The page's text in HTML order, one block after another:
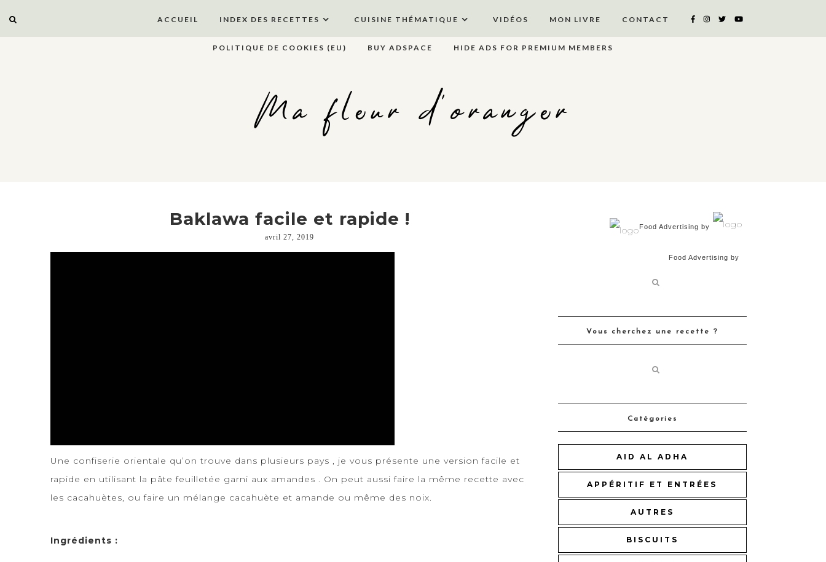
ACCUEIL INDEX DES RECETTES CUISINE THÉMATIQUE VIDÉOS MON LIVRE CONTACT
POLITIQUE DE COOKIES (EU) BUY ADSPACE HIDE ADS FOR PREMIUM MEMBERS
Ma fleur d'oranger
Baklawa facile et rapide !
avril 27, 2019
Une confiserie orientale qu’on trouve dans plusieurs pays , je vous présente une version facile et
rapide en utilisant la pâte feuilletée garni aux amandes . On peut aussi faire la même recette avec
les cacahuètes, ou faire un mélange cacahuète et amande ou même des noix.
Ingrédients :
Food Advertising by
Food Advertising by
Vous cherchez une recette ?
Catégories
AID AL ADHA
APPÉRITIF ET ENTRÉES
AUTRES
BISCUITS